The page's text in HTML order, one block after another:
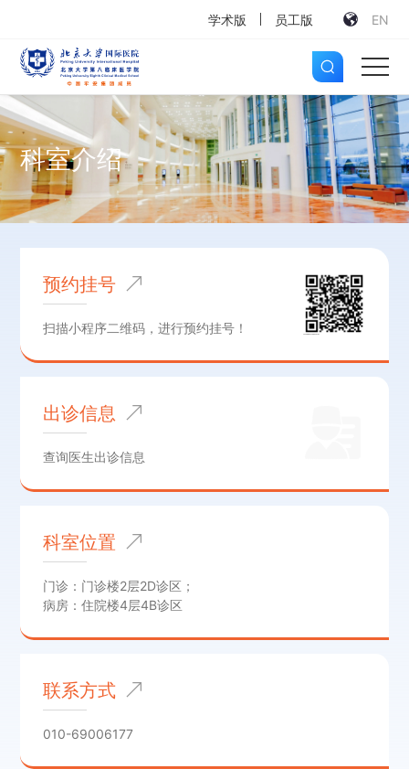
学术版 员工版 EN
科室介绍
预约挂号
扫描小程序二维码，进行预约挂号！
出诊信息
查询医生出诊信息
科室位置
门诊：门诊楼2层2D诊区；
病房：住院楼4层4B诊区
联系方式
010-69006177